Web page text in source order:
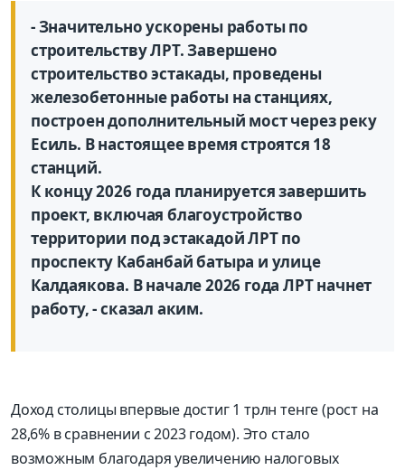
- Значительно ускорены работы по
строительству ЛРТ. Завершено
строительство эстакады, проведены
железобетонные работы на станциях,
построен дополнительный мост через реку
Есиль. В настоящее время строятся 18
станций.
К концу 2026 года планируется завершить
проект, включая благоустройство
территории под эстакадой ЛРТ по
проспекту Кабанбай батыра и улице
Калдаякова. В начале 2026 года ЛРТ начнет
работу, - сказал аким.
Доход столицы впервые достиг 1 трлн тенге (рост на
28,6% в сравнении с 2023 годом). Это стало
возможным благодаря увеличению налоговых